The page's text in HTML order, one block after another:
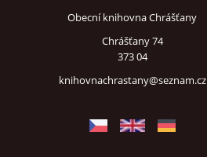
Obecní knihovna Chrášťany
Chrášťany 74
373 04
knihovnachrastany@seznam.cz